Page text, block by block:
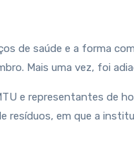
de saúde e a forma
Mais uma vez, foi
e representantes de
resíduos, em que a